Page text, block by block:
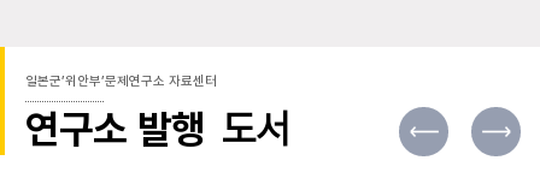
일본군’위안부’문제연구소 자료센터
연구소 발행 도서